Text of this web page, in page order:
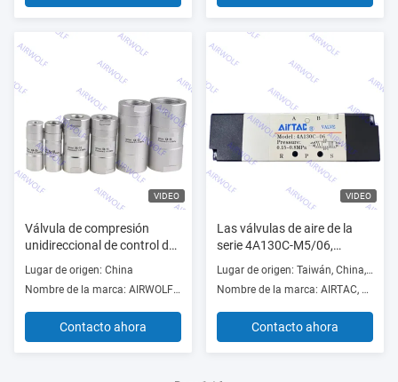
VIDEO
Válvula de compresión
unidireccional de control de
flujo de aire de la serie KA-
06, KA-08, KA-10, KA-15, KA-
20 1/8", 1/4", 3/8", 1/2", 3/4"
Lugar de origen: China
Nombre de la marca: AIRWOLF or OEM
Contacto ahora
VIDEO
Las válvulas de aire de la
serie 4A130C-M5/06,
4A130E-M5/06, 4A130P-
M5/06 y 4A100
Lugar de origen: Taiwán, China, China
Nombre de la marca: AIRTAC, AIRWOLF or OEM
Contacto ahora